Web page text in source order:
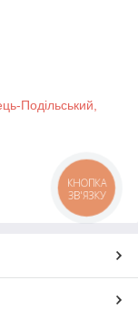
Подільський,
КНОПКА
ЗВ'ЯЗКУ